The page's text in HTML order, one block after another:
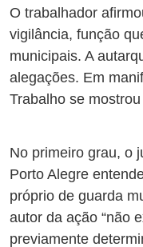
O trabalhador
vigilância, função
municipais. A
alegações. Em
Trabalho se
No primeiro grau, o
Porto Alegre
próprio de guarda
autor da ação “não
previamente